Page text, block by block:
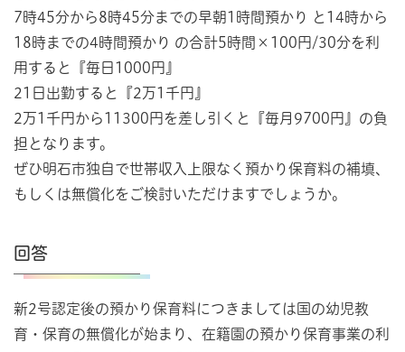
7時45分から8時45分までの早朝1時間預かり と14時から
18時までの4時間預かり の合計5時間×100円/30分を利
用すると『毎日1000円』
21日出勤すると『2万1千円』
2万1千円から11300円を差し引くと『毎月9700円』の負
担となります。
ぜひ明石市独自で世帯収入上限なく預かり保育料の補填、
もしくは無償化をご検討いただけますでしょうか。
回答
新2号認定後の預かり保育料につきましては国の幼児教
育・保育の無償化が始まり、在籍園の預かり保育事業の利